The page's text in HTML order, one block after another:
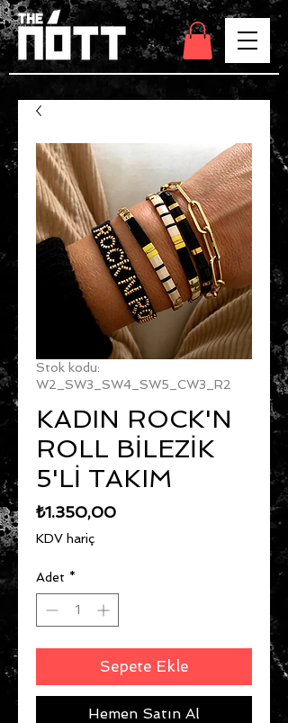
Stok kodu:
W2_SW3_SW4_SW5_CW3_R2
KADIN ROCK'N
ROLL BİLEZİK
5'Lİ TAKIM
₺1.350,00Fiyat
KDV hariç
Adet *
Sepete Ekle
Hemen Satın Al